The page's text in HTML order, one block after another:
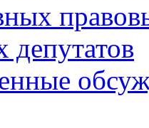
депутатов